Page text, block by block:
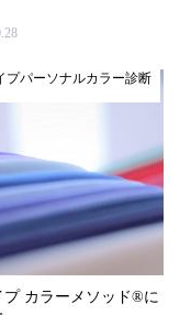
プパーソナルカラー診断
プ カラーメソッド®に